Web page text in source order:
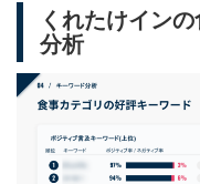
くれたけイン
分析